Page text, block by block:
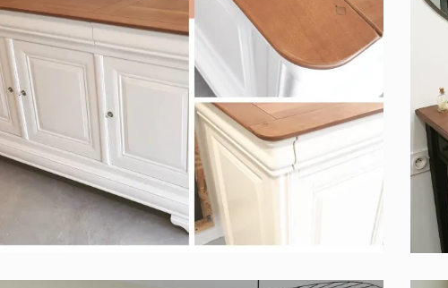
ENFILADE 3 PORTES EN MERISIER
Contemporain